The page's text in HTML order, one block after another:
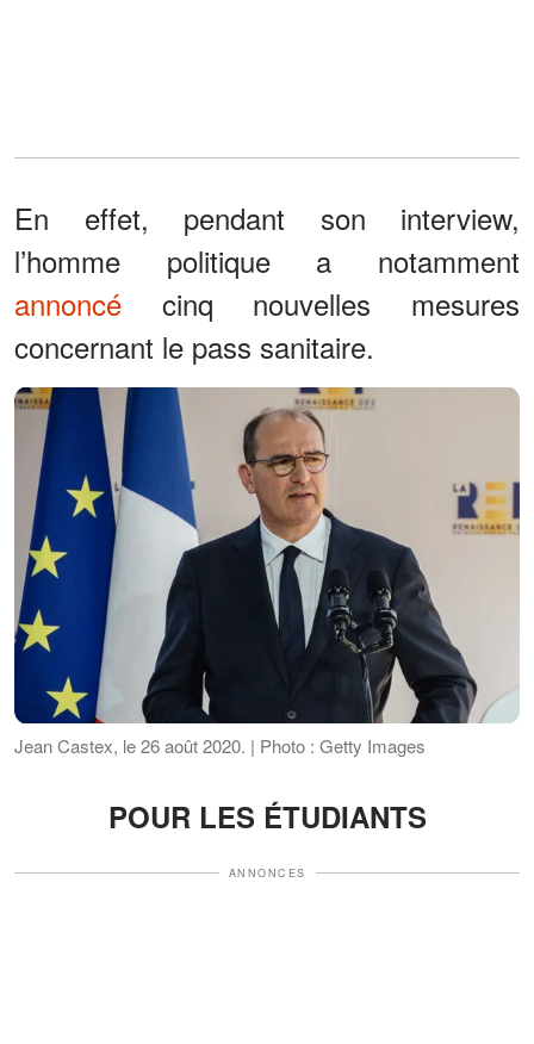
En effet, pendant son interview,
l’homme politique a notamment
annoncé cinq nouvelles mesures
concernant le pass sanitaire.
Jean Castex, le 26 août 2020. | Photo : Getty Images
POUR LES ÉTUDIANTS
ANNONCES